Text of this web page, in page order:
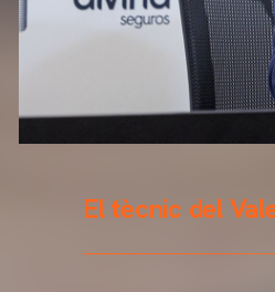
El tècnic del